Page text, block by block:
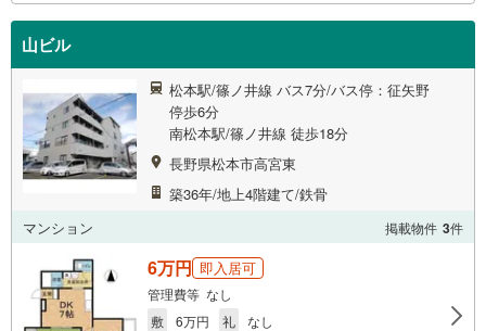
山ビル
松本駅/篠ノ井線 バス7分/バス停：征矢野
停歩6分
南松本駅/篠ノ井線 徒歩18分
長野県松本市高宮東
築36年/地上4階建て/鉄骨
マンション
掲載物件 3件
6万円 即入居可
管理費等 なし
敷
6万円 礼 なし